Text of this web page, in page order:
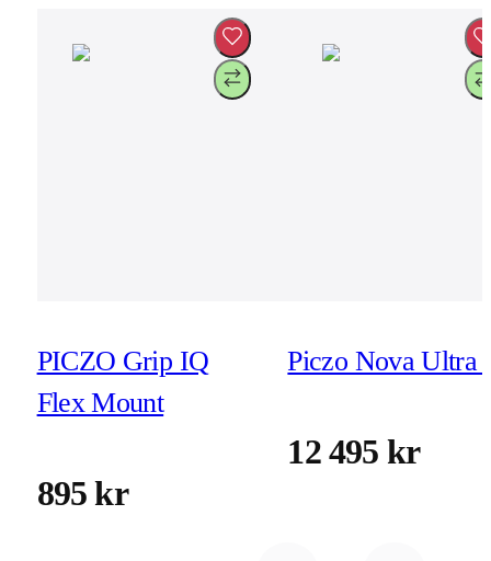
PICZO Grip IQ
Flex Mount
895 kr
Piczo Nova Ultra
12 495 kr